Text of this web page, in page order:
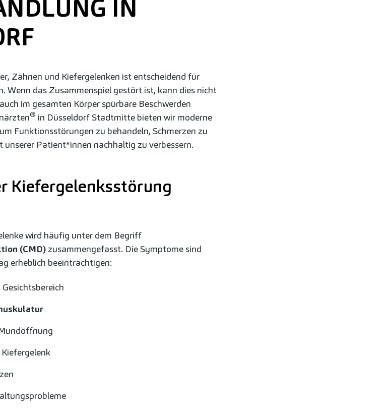
IN
Zähnen und Kiefergelenken ist entscheidend für
Wenn das Zusammenspiel gestört ist, kann dies nicht
im gesamten Körper spürbare Beschwerden
® in Düsseldorf Stadtmitte bieten wir moderne
Funktionsstörungen zu behandeln, Schmerzen zu
unserer Patient*innen nachhaltig zu verbessern.
Kiefergelenksstörung
wird häufig unter dem Begriff
(CMD)zusammengefasst. Die Symptome sind
erheblich beeinträchtigen: